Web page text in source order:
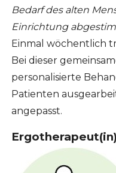
Bedarf des alten
Einrichtung
Einmal wöchentlich
Bei dieser
personalisierte
Patienten
angepasst.
Ergotherapeut(in)